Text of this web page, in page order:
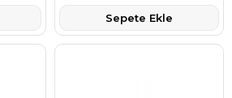
Sepete Ekle